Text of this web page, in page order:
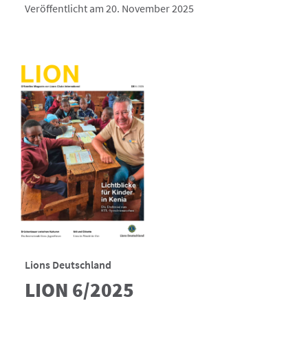
Veröffentlicht am 20. November 2025
Lions Deutschland
LION 6/2025